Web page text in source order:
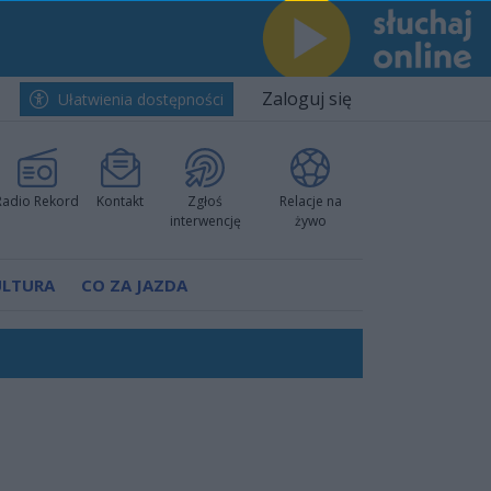
Ułatwienia dostępności Zaloguj się
Rekord Kontakt
Zgłoś
interwencję
Relacje na
żywo
CO ZA JAZDA